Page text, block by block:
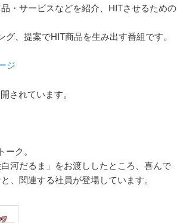
・サービスなどを紹介、HITさせるための
、提案でHIT商品を生み出す番組です。
ジ
されています。
ク。
河だるま」をお渡ししたところ、喜んで
、関連する社員が登場しています。